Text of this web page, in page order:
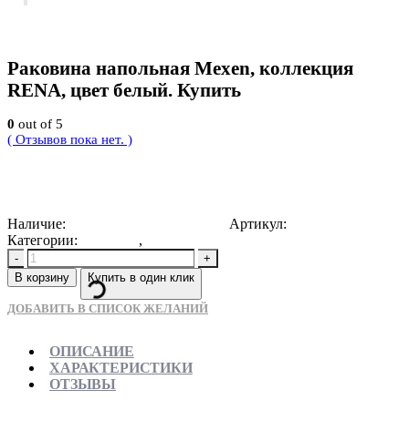
Раковина напольная Mexen, коллекция
RENA, цвет белый. Купить
0 out of 5
( Отзывов пока нет. )
Наличие: Артикул:
Категории:
,
-
+
В корзину
Купить в один клик
ДОБАВИТЬ В СПИСОК ЖЕЛАНИЙ
ОПИСАНИЕ
ХАРАКТЕРИСТИКИ
ОТЗЫВЫ